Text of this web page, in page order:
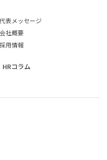
代表メッセージ
会社概要
採用情報
HRコラム